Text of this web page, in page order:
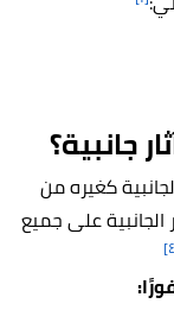
جانبية؟
كغيره من
الجانبية على جميع